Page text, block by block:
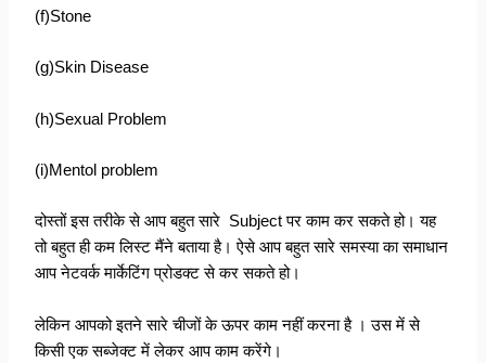
(f)Stone
(g)Skin Disease
(h)Sexual Problem
(i)Mentol problem
दोस्तों इस तरीके से आप बहुत सारे Subject पर काम कर सकते हो। यह
तो बहुत ही कम लिस्ट मैंने बताया है। ऐसे आप बहुत सारे समस्या का समाधान
आप नेटवर्क मार्केटिंग प्रोडक्ट से कर सकते हो।
लेकिन आपको इतने सारे चीजों के ऊपर काम नहीं करना है । उस में से
किसी एक सब्जेक्ट में लेकर आप काम करेंगे।